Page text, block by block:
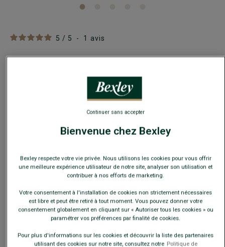
5 / 5 - 1 avis
Derbies homme Châtaigne Semelle en Cuir -
Chaussures ville homme luxe
Payez en plusieurs fois dès 199€ d'achat
Bienvenue chez Bexley
Bexley respecte votre vie privée. Nous utilisons les cookies pour vous offrir
une meilleure expérience utilisateur de notre site, analyser son utilisation et
contribuer à nos efforts de marketing.
Votre consentement à l'installation de cookies non strictement nécessaires
est libre et peut être retiré à tout moment. Vous pouvez donner votre
consentement globalement en cliquant sur « Autoriser tous les cookies » ou
paramétrer vos préférences par finalité de cookies.
Pour plus d'informations sur les cookies et découvrir la liste des partenaires
utilisant des cookies sur notre site, consultez notre Politique de
Continuer sans accepter